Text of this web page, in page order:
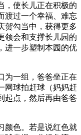
，使长儿正在积极的
渡过一个幸福、难忘
贺勾当中，获得更多
领会和支撑长儿园的
进一步塑制本园的优
一组，爸爸坐正在
网球拍赶球（妈妈赶
起点，然后再由爸爸
色。若是说红色就